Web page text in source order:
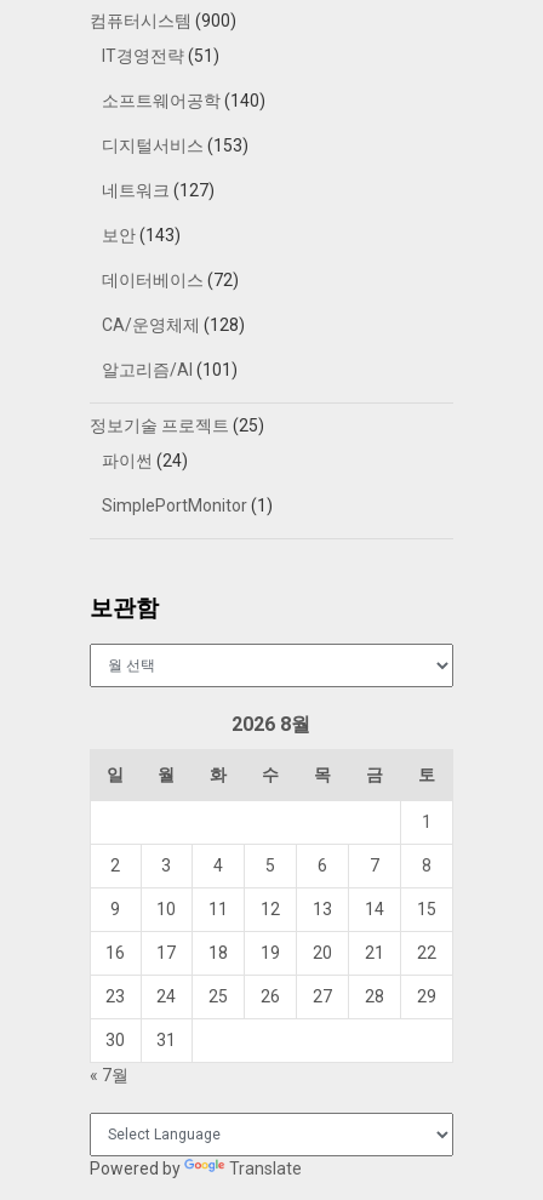
컴퓨터시스템 (900)
IT경영전략(51)
소프트웨어공학(140)
디지털서비스 (153)
네트워크 (127)
보안(143)
데이터베이스 (72)
CA/운영체제 (128)
알고리즘/AI (101)
정보기술 프로젝트 (25)
파이썬 (24)
SimplePortMonitor(1)
보관함
2026 8월
일 월 화 수 목 금 토
1
2 3 4 5 6 7 8
9 10 11 12 13 14 15
16 17 18 19 20 21 22
23 24 25 26 27 28 29
30
31
« 7월
Powered by Translate